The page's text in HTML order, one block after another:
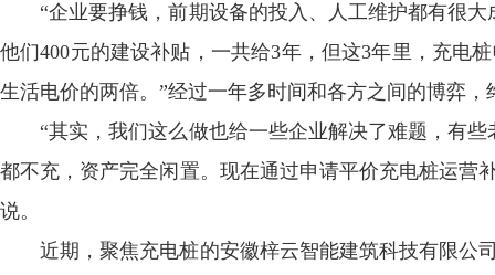
“企业要挣钱，前期设备的投入、人工维护都有很
他们400元的建设补贴，一共给3年，但这3年里，充电
生活电价的两倍。”经过一年多时间和各方之间的博弈
“其实，我们这么做也给一些企业解决了难题，有
都不充，资产完全闲置。现在通过申请平价充电桩运营
说。
近期，聚焦充电桩的安徽梓云智能建筑科技有限公